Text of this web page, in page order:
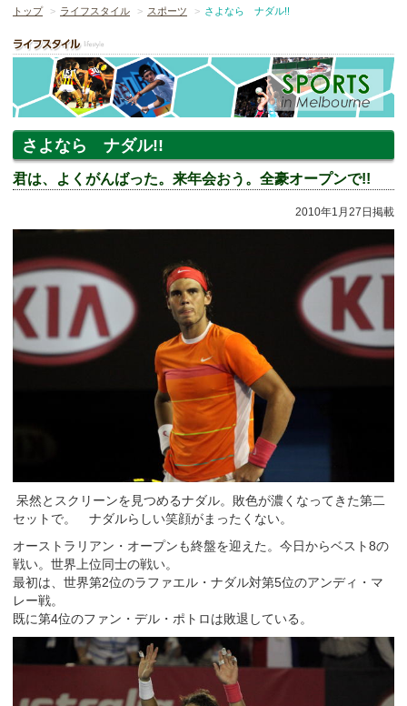
トップ ライフスタイル スポーツ さよなら ナダル!!
さよなら ナダル!!
君は、よくがんばった。来年会おう。全豪オープンで!!
2010年1月27日掲載
呆然とスクリーンを見つめるナダル。敗色が濃くなってきた第二
セットで。 ナダルらしい笑顔がまったくない。
オーストラリアン・オープンも終盤を迎えた。今日からベスト8の
戦い。世界上位同士の戦い。
最初は、世界第2位のラファエル・ナダル対第5位のアンディ・マ
レー戦。
既に第4位のファン・デル・ポトロは敗退している。